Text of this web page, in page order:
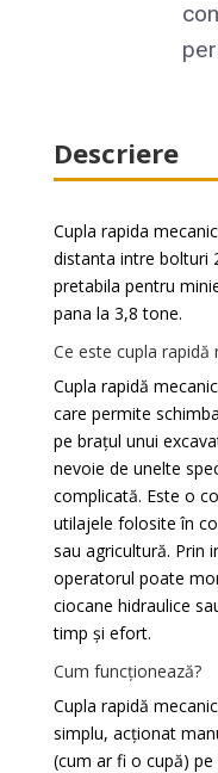
Descriere
Cupla rapida
distanta intre bolturi
pretabila pentru
pana la 3,8 tone.
Ce este cupla rapidă
Cupla rapidă
care permite
pe brațul unui
nevoie de unelte
complicată. Este o
utilajele folosite în
sau agricultură. Prin
operatorul poate
ciocane hidraulice
timp și efort.
Cum funcționează?
Cupla rapidă
simplu, acționat
(cum ar fi o cupă)